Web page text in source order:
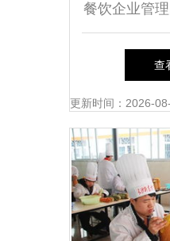
餐饮企业管
服务
查
更新时间：2026-